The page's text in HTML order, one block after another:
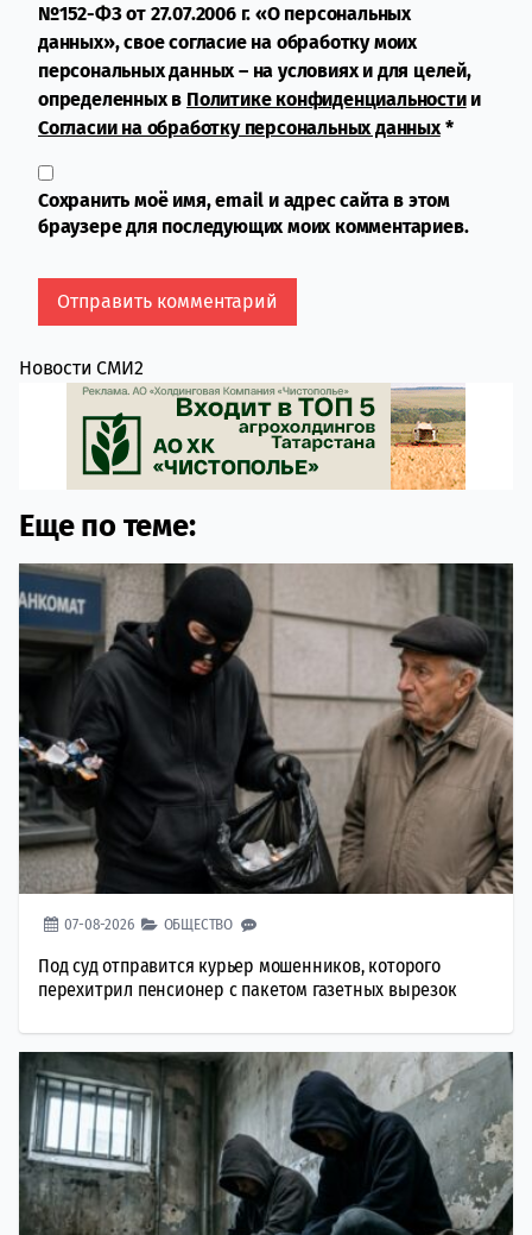
№152-ФЗ от 27.07.2006 г. «О персональных
данных», свое согласие на обработку моих
персональных данных – на условиях и для целей,
определенных в Политике конфиденциальностии
Согласии на обработку персональных данных*
Сохранить моё имя, email и адрес сайта в этом
браузере для последующих моих комментариев.
Новости СМИ2
Еще по теме:
07-08-2026 ОБЩЕСТВО
Под суд отправится курьер мошенников, которого
перехитрил пенсионер с пакетом газетных вырезок